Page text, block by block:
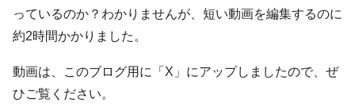
っているのか？わかりませんが、短い動画を編集するのに
約2時間かかりました。
動画は、このブログ用に「X」にアップしましたので、ぜ
ひご覧ください。